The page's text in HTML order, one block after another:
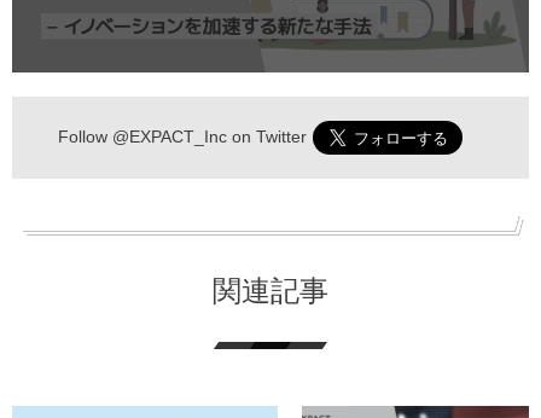
Follow @EXPACT_Incon Twitter
関連記事